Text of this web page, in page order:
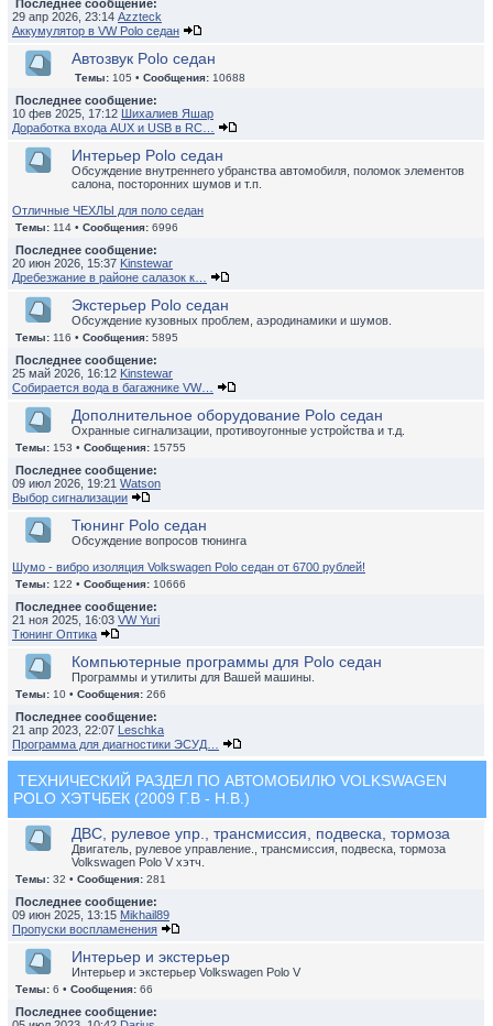
Последнее сообщение:
29 апр 2026, 23:14 Azzteck
Аккумулятор в VW Polo седан
Автозвук Polo седан
Темы: 105 • Сообщения: 10688
Последнее сообщение:
10 фев 2025, 17:12 Шихалиев Яшар
Доработка входа AUX и USB в RC…
Интерьер Polo седан
Обсуждение внутреннего убранства автомобиля, поломок элементов
салона, посторонних шумов и т.п.
Отличные ЧЕХЛЫ для поло седан
Темы: 114 • Сообщения: 6996
Последнее сообщение:
20 июн 2026, 15:37 Kinstewar
Дребезжание в районе салазок к…
Экстерьер Polo седан
Обсуждение кузовных проблем, аэродинамики и шумов.
Темы: 116 • Сообщения: 5895
Последнее сообщение:
25 май 2026, 16:12 Kinstewar
Собирается вода в багажнике VW…
Дополнительное оборудование Polo седан
Охранные сигнализации, противоугонные устройства и т.д.
Темы: 153 • Сообщения: 15755
Последнее сообщение:
09 июл 2026, 19:21 Watson
Выбор сигнализации
Тюнинг Polo седан
Обсуждение вопросов тюнинга
Шумо - вибро изоляция Volkswagen Polo седан от 6700 рублей!
Темы: 122 • Сообщения: 10666
Последнее сообщение:
21 ноя 2025, 16:03 VW Yuri
Тюнинг Оптика
Компьютерные программы для Polo седан
Программы и утилиты для Вашей машины.
Темы: 10 • Сообщения: 266
Последнее сообщение:
21 апр 2023, 22:07 Leschka
Программа для диагностики ЭСУД…
ТЕХНИЧЕСКИЙ РАЗДЕЛ ПО АВТОМОБИЛЮ VOLKSWAGEN
POLO ХЭТЧБЕК (2009 Г.В - Н.В.)
ДВС, рулевое упр., трансмиссия, подвеска, тормоза
Двигатель, рулевое управление., трансмиссия, подвеска, тормоза
Volkswagen Polo V хэтч.
Темы: 32 • Сообщения: 281
Последнее сообщение:
09 июн 2025, 13:15 Mikhail89
Пропуски воспламенения
Интерьер и экстерьер
Интерьер и экстерьер Volkswagen Polo V
Темы: 6 • Сообщения: 66
Последнее сообщение: